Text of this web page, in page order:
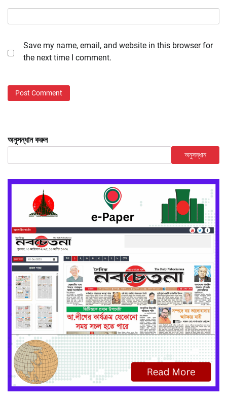
Save my name, email, and website in this browser for
the next time I comment.
অনুসন্ধান করুন
অনুসন্ধান